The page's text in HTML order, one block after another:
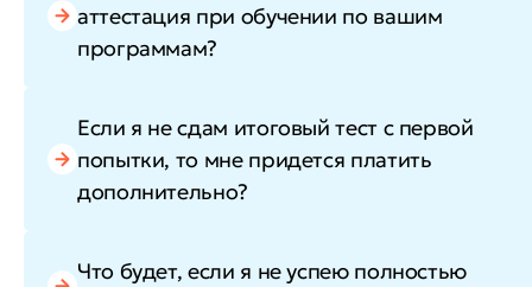
аттестация при обучении по вашим
программам?
Если я не сдам итоговый тест с первой
попытки, то мне придется платить
дополнительно?
Что будет, если я не успею полностью